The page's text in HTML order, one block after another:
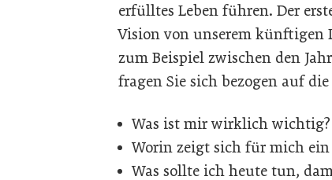
erfülltes Leben führen. Der
Vision von unserem künftigen
zum Beispiel zwischen den
fragen Sie sich bezogen auf
Was ist mir wirklich wichtig?
Worin zeigt sich für mich ein
Was sollte ich heute tun,